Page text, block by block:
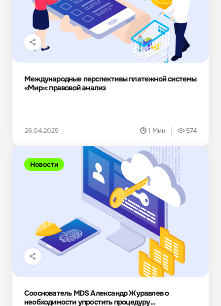
Международные перспективы платежной системы
«Мир»: правовой анализ
26.04.2025 1 Мин 574
Новости
Сооснователь MDS Александр Журавлев о
необходимости упростить процедуру...